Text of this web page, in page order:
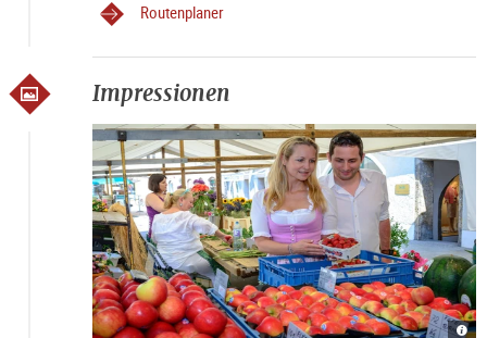
Routenplaner
Impressionen